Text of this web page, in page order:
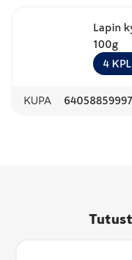
Lapin
100g
4 KPL
KUPA